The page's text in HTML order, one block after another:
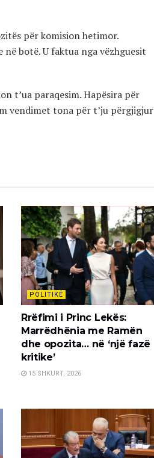
për komision hetimor.
botë. U faktua nga vëzhguesit
t’ua paraqesim. Hapësira për
vendimet tona për t’ju përgjigjur
POLITIKË
Rrëfimi i Princ Lekës:
Marrëdhënia me Ramën
dhe opozita… në ‘një fazë
kritike’
15 SHKURT, 2026